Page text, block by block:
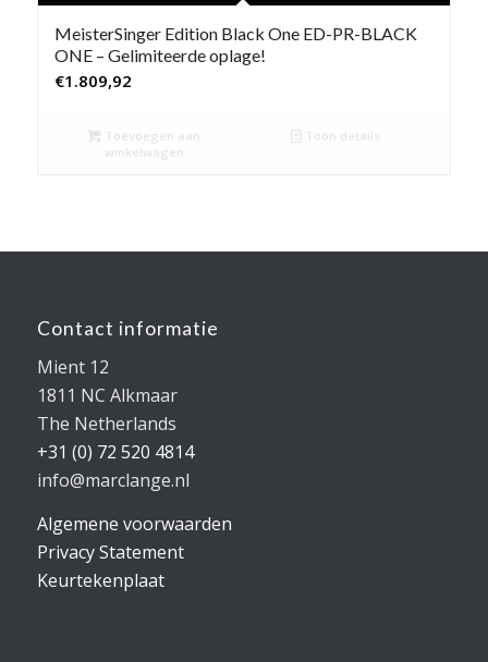
MeisterSinger Edition Black One ED-PR-BLACK
ONE – Gelimiteerde oplage!
€1.809,92
Toevoegen aan
winkelwagen
Toon details
Contact informatie
Mient 12
1811 NC Alkmaar
The Netherlands
+31 (0) 72 520 4814
info@marclange.nl
Algemene voorwaarden
Privacy Statement
Keurtekenplaat